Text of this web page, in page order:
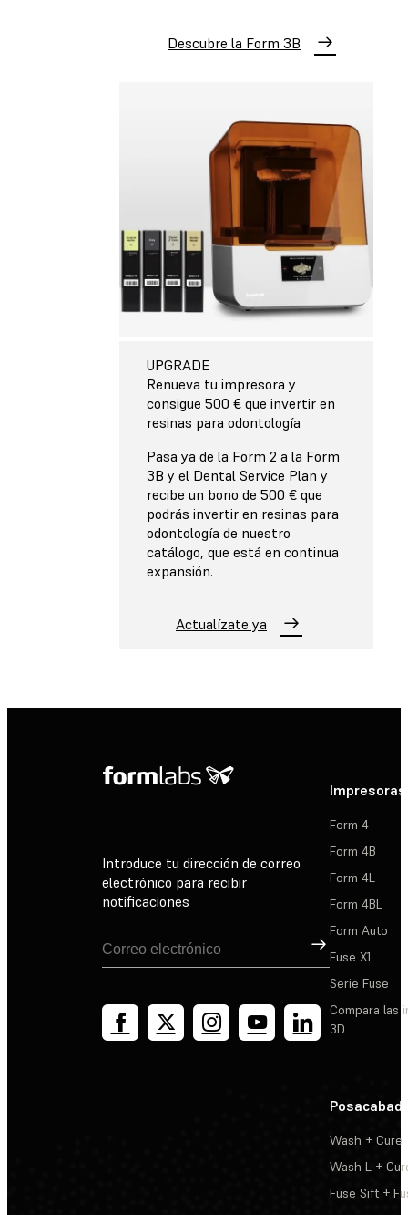
Descubre la Form 3B
UPGRADE
Renueva tu impresora y
consigue 500 € que invertir en
resinas para odontología
Pasa ya de la Form 2 a la Form
3B y el Dental Service Plan y
recibe un bono de 500 € que
podrás invertir en resinas para
odontología de nuestro
catálogo, que está en continua
expansión.
Actualízate ya
Introduce tu dirección de correo
electrónico para recibir
notificaciones
Suscribirse
Impresoras
Form 4
Form 4B
Form 4L
Form 4BL
Form Auto
Fuse X1
Serie Fuse
Compara las
3D
Wash + Cure
Wash L +
Fuse Sift +